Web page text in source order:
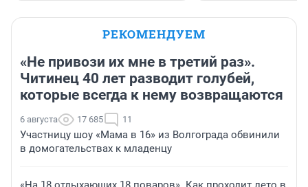
РЕКОМЕНДУЕМ
«Не привози их мне в третий раз».
Читинец 40 лет разводит голубей,
которые всегда к нему возвращаются
6 августа 17 685 11
Участницу шоу «Мама в 16» из Волгограда обвинили
в домогательствах к младенцу